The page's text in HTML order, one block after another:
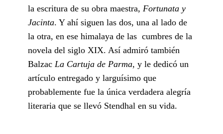
la escritura de su obra maestra, Fortunata y
Jacinta. Y ahí siguen las dos, una al lado de
la otra, en ese himalaya de las cumbres de la
novela del siglo XIX. Así admiró también
Balzac La Cartuja de Parma, y le dedicó un
artículo entregado y larguísimo que
probablemente fue la única verdadera alegría
literaria que se llevó Stendhal en su vida.